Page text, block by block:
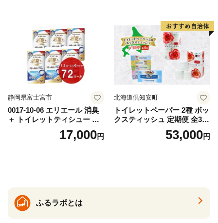
ー 消耗品 備蓄 送料無料 北海
道 倶知安町 日用品
静岡県富士宮市
0017-10-06 エリエール 消臭
＋ トイレットティシュー し
っかり香るフレッシュクリア
の香り ダブル 12ロール×6パ
17,000円
北海道倶知安町
トイレットペーパー 2種 ボッ
クスティッシュ 定期便 全3
回 日本製 まとめ買い 防災
常備品 日用雑貨 消耗品 生活
53,000円
ふるラボとは